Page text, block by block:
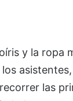
y la ropa
las